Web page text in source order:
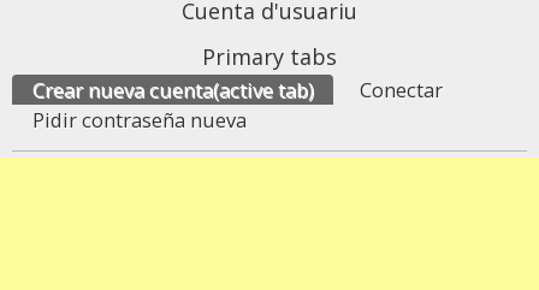
Cuenta d'usuariu
Primary tabs
Crear nueva cuenta(active tab)
Conectar
Pidir contraseña nueva